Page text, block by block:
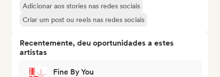
Adicionar aos stories nas redes sociais
Criar um post ou reels nas redes sociais
Recentemente, deu oportunidades a estes
artistas
Fine By You